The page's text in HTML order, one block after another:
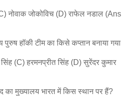
नोवाक जोकोविच (D) राफेल नडाल (Ans
हॉकी टीम का किसे कप्तान बनाया गया
(C) हरमनप्रीत सिंह (D) सुरेंदर कुमार
का मुख्यालय भारत में किस स्थान पर हैं?